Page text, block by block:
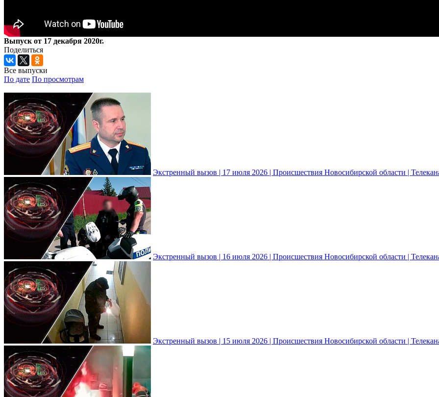
Выпуск от 17 декабря 2020г.
Поделиться
Все выпуски
По дате По просмотрам
Экстренный вызов | 17 июля 2026 | Происшествия Новосибирской области |
Экстренный вызов | 16 июля 2026 | Происшествия Новосибирской области |
Экстренный вызов | 15 июля 2026 | Происшествия Новосибирской области |